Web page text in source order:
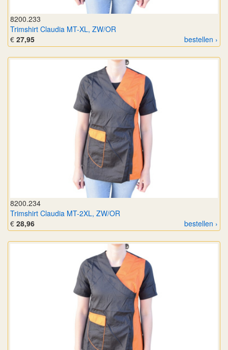
8200.233
Trimshirt Claudia MT-XL, ZW/OR
bestellen ›
€ 27,95
8200.234
Trimshirt Claudia MT-2XL, ZW/OR
bestellen ›
€ 28,96